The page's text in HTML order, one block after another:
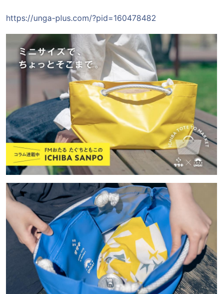
https://unga-plus.com/?pid=160478482